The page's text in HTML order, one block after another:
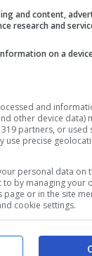
di vista
persona
trovare
situazione
and content,
research and
on a
and
other device data)
partners, or used
use precise
personal data on
to by managing your
or in the site
cookie settings.